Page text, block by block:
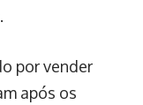
por vender
após os